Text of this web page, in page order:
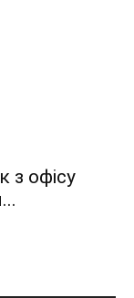
з офісу